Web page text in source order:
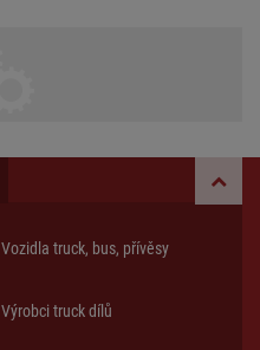
Vozidla truck, bus, přívěsy
Výrobci truck dílů